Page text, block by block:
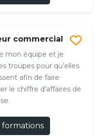
commercial
mon équipe et je
troupes pour qu’elles
afin de faire
le chiffre d’affaires de
formations